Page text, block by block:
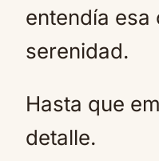
entendía esa
serenidad.
Hasta que
detalle.